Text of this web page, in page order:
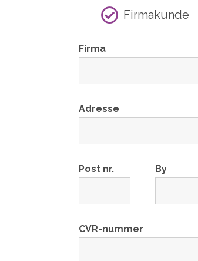
Firmakunde
Firma
Adresse
Post nr. By
CVR-nummer